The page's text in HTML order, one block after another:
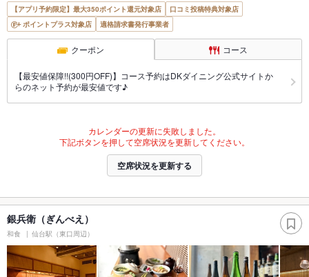
【アプリ予約限定】最大350ポイント還元対象店
口コミ投稿特典対象店
ポイントプラス対象店
適格請求書発行事業者
クーポン コース
【最安値保障!!(300円OFF)】コース予約はDKダイニング公式サイトか
らのネット予約が最安値です♪
カレンダーの更新に失敗しました。
下記ボタンを押して空席状況を更新してください。
空席状況を更新する
銀兵衛（ぎんべえ）
和食 仙台駅（東口周辺）